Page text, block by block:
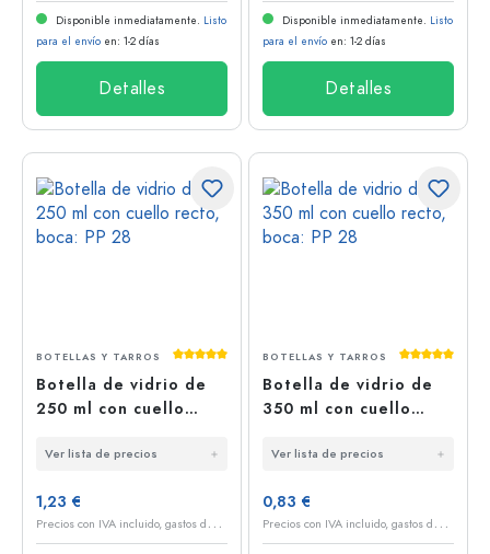
Disponible inmediatamente. Listo
para el envío en: 1-2 días
Detalles
Disponible inmediatamente. Listo
para el envío en: 1-2 días
Detalles
Calificación promedio de 5 de 5 estrellas
BOTELLAS Y TARROS
Botella de vidrio de
250 ml con cuello
Ver lista de precios
1,23 €
P
recios con IVA incluido, gastos de envío excluidos
BOTELLAS Y TARROS
Botella de vidrio de
350 ml con cuello
Ver lista de precios
0,83 €
P
recios con IVA incluido, gastos de envío excluidos